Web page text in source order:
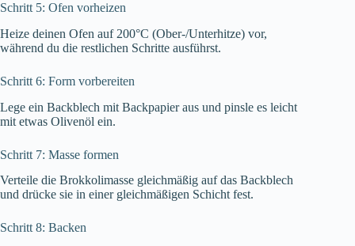
Schritt 5: Ofen vorheizen
Heize deinen Ofen auf 200°C (Ober-/Unterhitze) vor,
während du die restlichen Schritte ausführst.
Schritt 6: Form vorbereiten
Lege ein Backblech mit Backpapier aus und pinsle es leicht
mit etwas Olivenöl ein.
Schritt 7: Masse formen
Verteile die Brokkolimasse gleichmäßig auf das Backblech
und drücke sie in einer gleichmäßigen Schicht fest.
Schritt 8: Backen